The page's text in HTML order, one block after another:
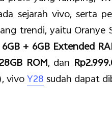
sejarah vivo, serta
trendi, yaitu
6GB + 6GB Extended
ROM, dan
vivoY28sudah dapat